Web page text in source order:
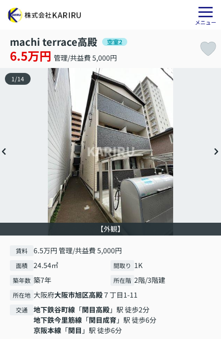
machi terrace高殿 空室2
6.5万円 管理/共益費 5,000円
【外観】
1 /14
賃料 6.5万円 管理/共益費 5,000円
面積 24.54㎡ 間取り 1K
築年数 築7年 所在階 2階/3階建
所在地 大阪府大阪市旭区高殿７丁目1-11
交通 地下鉄谷町線 「関目高殿」駅 徒歩2分
地下鉄今里筋線 「関目成育」駅 徒歩6分
京阪本線 「関目 」駅 徒歩6分